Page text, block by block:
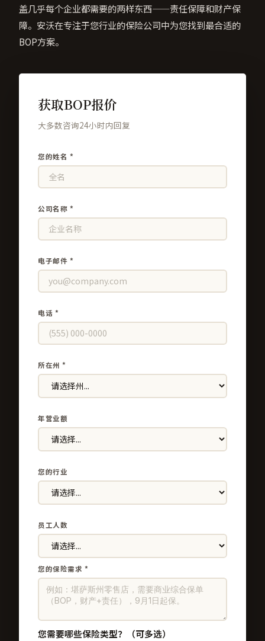
盖几乎每个企业都需要的两样东西——责任保障和财产保
障。安沃在专注于您行业的保险公司中为您找到最合适的
BOP方案。
获取BOP报价
大多数咨询24小时内回复
您的姓名 *
公司名称 *
电子邮件 *
电话 *
所在州 *
年营业额
您的行业
员工人数
您的保险需求 *
您需要哪些保险类型？（可多选）